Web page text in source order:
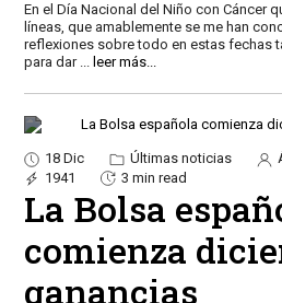
En el Día Nacional del Niño con Cáncer
líneas, que amablemente se me han
reflexiones sobre todo en estas fechas
para dar ... leer más...
18 Dic Últimas noticias
1941
3 min read
La Bolsa
comienza
ganancias